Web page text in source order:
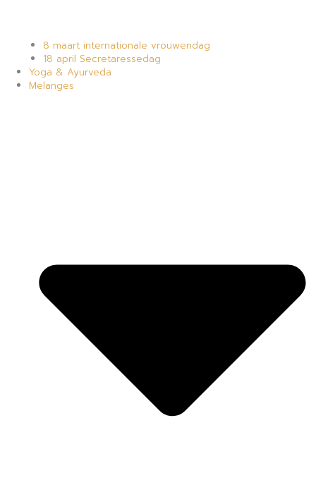
8 maart internationale vrouwendag
18 april Secretaressedag
Yoga & Ayurveda
Melanges